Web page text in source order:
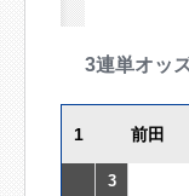
3連単オッ
1 前田
3